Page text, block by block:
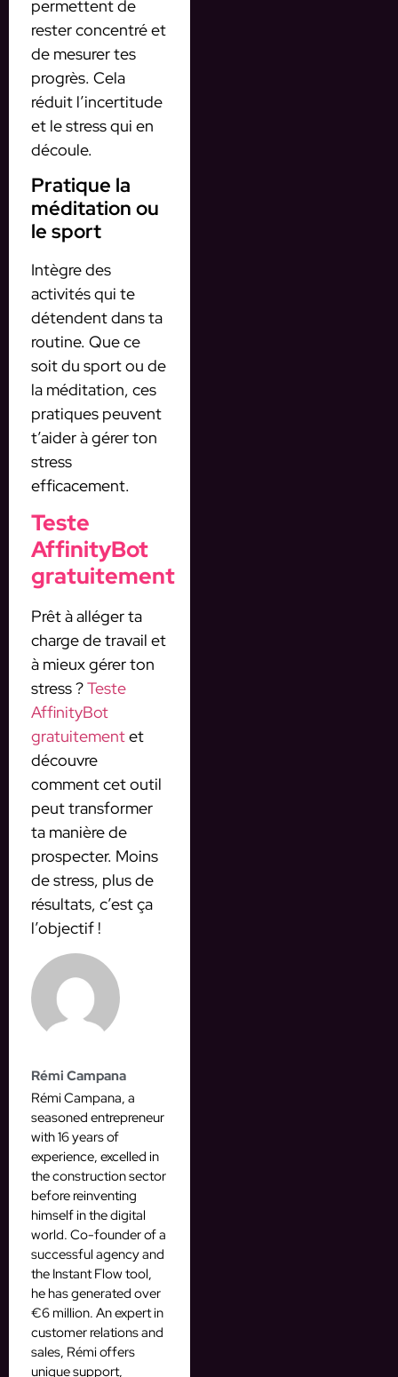
permettent de
rester concentré et
de mesurer tes
progrès. Cela
réduit l’incertitude
et le stress qui en
découle.
Pratique la
méditation ou
le sport
Intègre des
activités qui te
détendent dans ta
routine. Que ce
soit du sport ou de
la méditation, ces
pratiques peuvent
t’aider à gérer ton
stress
efficacement.
Teste
AffinityBot
gratuitement
Prêt à alléger ta
charge de travail et
à mieux gérer ton
stress ?Teste
AffinityBot
gratuitementet
découvre
comment cet outil
peut transformer
ta manière de
prospecter. Moins
de stress, plus de
résultats, c’est ça
l’objectif !
Rémi Campana
Rémi Campana, a
seasoned entrepreneur
with 16 years of
experience, excelled in
the construction sector
before reinventing
himself in the digital
world. Co-founder of a
successful agency and
the Instant Flow tool,
he has generated over
€6 million. An expert in
customer relations and
sales, Rémi offers
unique support,